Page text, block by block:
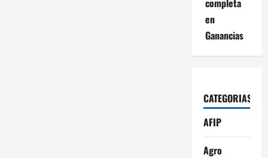
en
Ganancias
CATEGORIAS
AFIP
Agro